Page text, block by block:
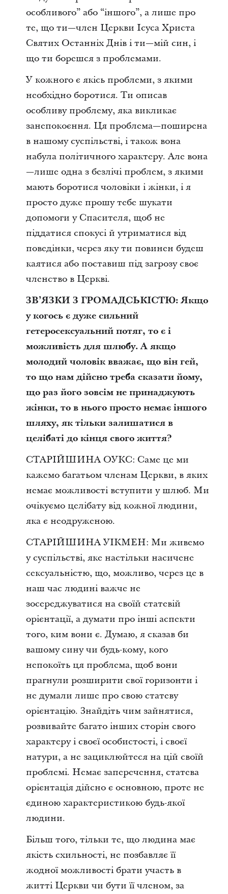
особливого” або “іншого”, а лише про
те, що ти—член Церкви Ісуса Христа
Святих Останніх Днів і ти—мій син, і
що ти борешся з проблемами.
У кожного є якісь проблеми, з якими
необхідно боротися. Ти описав
особливу проблему, яка викликає
занепокоєння. Ця проблема—поширена
в нашому суспільстві, і також вона
набула політичного характеру. Але вона
—лише одна з безлічі проблем, з якими
мають боротися чоловіки і жінки, і я
просто дуже прошу тебе шукати
допомоги у Спасителя, щоб не
піддатися спокусі й утриматися від
поведінки, через яку ти повинен будеш
каятися або поставиш під загрозу своє
членство в Церкві.
ЗВ’ЯЗКИ З ГРОМАДСЬКІСТЮ: Якщо
у когось є дуже сильний
гетеросексуальний потяг, то є і
можливість для шлюбу. А якщо
молодий чоловік вважає, що він гей,
то що нам дійсно треба сказати йому,
що раз його зовсім не принаджують
жінки, то в нього просто немає іншого
шляху, як тільки залишатися в
целібаті до кінця свого життя?
СТАРІЙШИНА ОУКС: Саме це ми
кажемо багатьом членам Церкви, в яких
немає можливості вступити у шлюб. Ми
очікуємо целібату від кожної людини,
яка є неодруженою.
СТАРІЙШИНА УІКМЕН: Ми живемо
у суспільстві, яке настільки насичене
сексуальністю, що, можливо, через це в
наш час людині важче не
зосереджуватися на своїй статевій
орієнтації, а думати про інші аспекти
того, ким вони є. Думаю, я сказав би
вашому сину чи будь-кому, кого
непокоїть ця проблема, щоб вони
прагнули розширити свої горизонти і
не думали лише про свою статеву
орієнтацію. Знайдіть чим зайнятися,
розвивайте багато інших сторін свого
характеру і своєї особистості, і своєї
натури, а не зациклюйтеся на цій своїй
проблемі. Немає заперечення, статева
орієнтація дійсно є основною, проте не
єдиною характеристикою будь-якої
людини.
Більш того, тільки те, що людина має
якість схильності, не позбавляє її
жодної можливості брати участь в
житті Церкви чи бути її членом, за